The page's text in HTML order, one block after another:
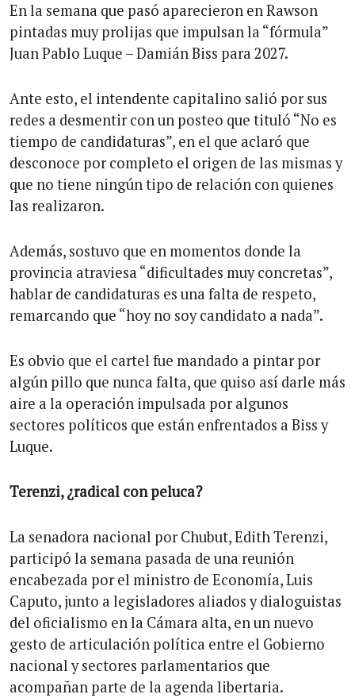
En la semana que pasó aparecieron en Rawson
pintadas muy prolijas que impulsan la “fórmula”
Juan Pablo Luque – Damián Biss para 2027.
Ante esto, el intendente capitalino salió por sus
redes a desmentir con un posteo que tituló “No es
tiempo de candidaturas”, en el que aclaró que
desconoce por completo el origen de las mismas y
que no tiene ningún tipo de relación con quienes
las realizaron.
Además, sostuvo que en momentos donde la
provincia atraviesa “dificultades muy concretas”,
hablar de candidaturas es una falta de respeto,
remarcando que “hoy no soy candidato a nada”.
Es obvio que el cartel fue mandado a pintar por
algún pillo que nunca falta, que quiso así darle más
aire a la operación impulsada por algunos
sectores políticos que están enfrentados a Biss y
Luque.
Terenzi, ¿radical con peluca?
La senadora nacional por Chubut, Edith Terenzi,
participó la semana pasada de una reunión
encabezada por el ministro de Economía, Luis
Caputo, junto a legisladores aliados y dialoguistas
del oficialismo en la Cámara alta, en un nuevo
gesto de articulación política entre el Gobierno
nacional y sectores parlamentarios que
acompañan parte de la agenda libertaria.